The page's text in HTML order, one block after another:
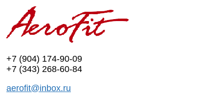
+7 (904) 174-90-09
+7 (343) 268-60-84
aerofit@inbox.ru